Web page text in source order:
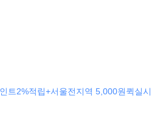
트2%적립+서울전지역 5,000원퀵실시